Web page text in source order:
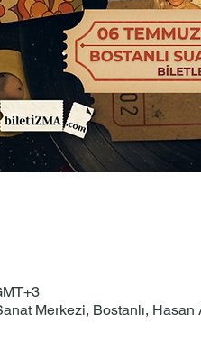
Merkezi, Bostanlı,